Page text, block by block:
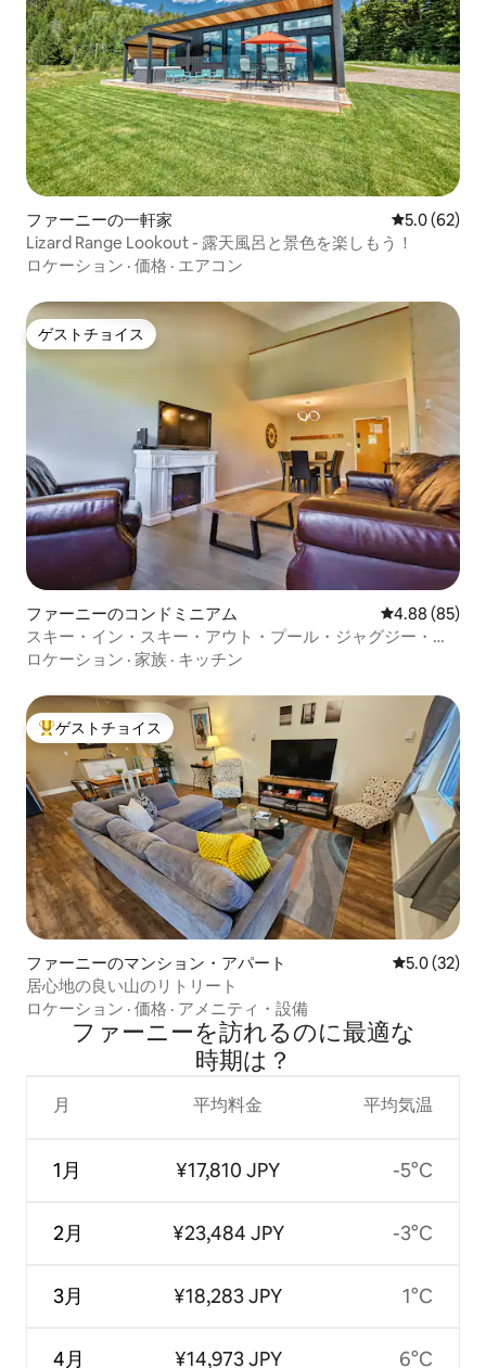
ファーニーの一軒家 レビュー62
5.0 (62)
Lizard Range Lookout - 露天風呂と景色を楽しもう！
ロケーション · 価格 · エアコン
ゲストチョイス
ゲストチョイス
ファーニーのコンドミニアム レビュー85
4.88 (85)
スキー・イン・スキー・アウト・プール・ジャグジー・ジ
ャグジー|新しく改装された
ロケーション · 家族 · キッチン
大好評のゲストチョイスです。
ゲストチョイス
ファーニーのマンション・アパート レビュー32
5.0 (32)
居心地の良い山のリトリート
ロケーション · 価格 · アメニティ・設備
ファーニーを訪⁠れ⁠るの⁠に最⁠適⁠な
時⁠期⁠は⁠？
月
1月
2月
3月
4月
平均料金
¥17,810 JPY
¥23,484 JPY
¥18,283 JPY
¥14,973 JPY
平均気温
-5°C
-3°C
1°C
6°C